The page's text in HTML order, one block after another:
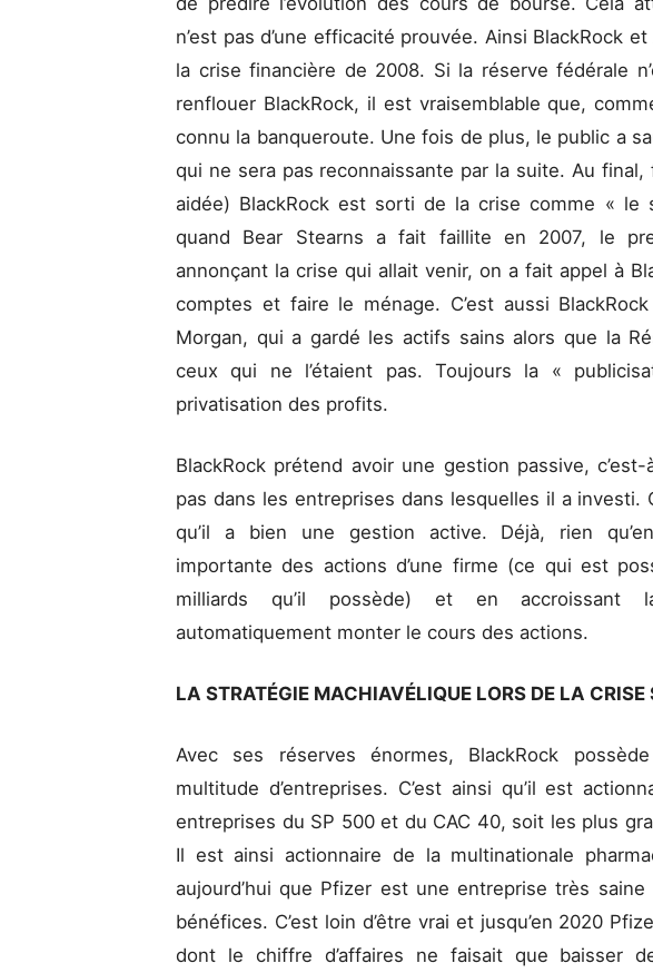
n’est pas d’une efficacité prouvée. Ainsi BlackRock
la crise financière de 2008. Si la réserve fédérale
renflouer BlackRock, il est vraisemblable que,
connu la banqueroute. Une fois de plus, le public a
qui ne sera pas reconnaissante par la suite. Au
aidée) BlackRock est sorti de la crise comme « le
quand Bear Stearns a fait faillite en 2007, le
annonçant la crise qui allait venir, on a fait appel à
comptes et faire le ménage. C’est aussi
Morgan, qui a gardé les actifs sains alors que la
ceux qui ne l’étaient pas. Toujours la «
privatisation des profits.
BlackRock prétend avoir une gestion passive, c’est-
pas dans les entreprises dans lesquelles il a investi.
qu’il a bien une gestion active. Déjà, rien
importante des actions d’une firme (ce qui est
milliards qu’il possède) et en accroissant
automatiquement monter le cours des actions.
LA STRATÉGIE MACHIAVÉLIQUE LORS DE LA CRISE
Avec ses réserves énormes, BlackRock
multitude d’entreprises. C’est ainsi qu’il est
entreprises du SP 500 et du CAC 40, soit les plus
Il est ainsi actionnaire de la multinationale
aujourd’hui que Pfizer est une entreprise très
bénéfices. C’est loin d’être vrai et jusqu’en 2020
dont le chiffre d’affaires ne faisait que baisser